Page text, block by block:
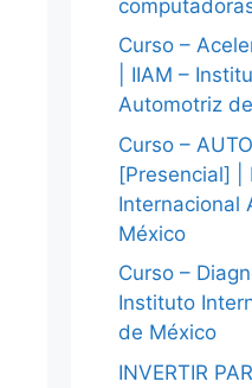
Curso –
| IIAM –
Automotriz
Curso –
[Presencial] |
Internacional
México
Curso –
Instituto
de México
INVERTIR